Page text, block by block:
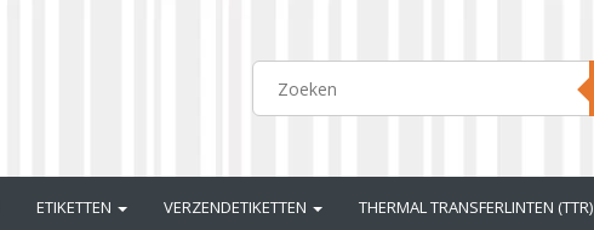
ETIKETTEN VERZENDETIKETTEN THERMAL TRANSFERLINTEN (TTR)